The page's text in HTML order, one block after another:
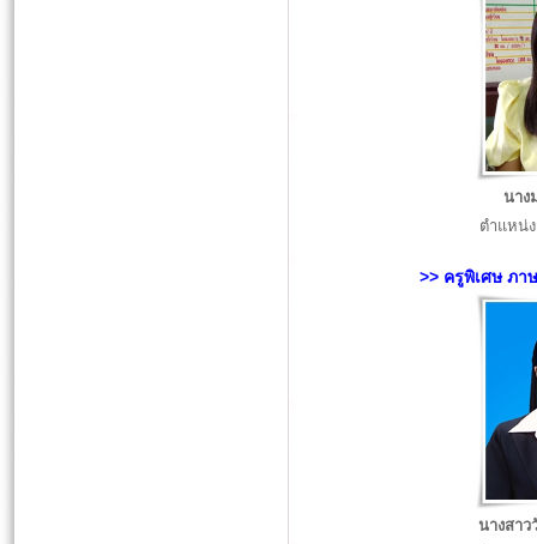
นาง
ตำแหน่
>> ครูพิเศษ ภา
นางสา